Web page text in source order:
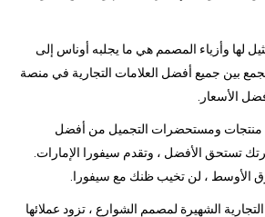
لها وأزياء المصمم هي ما يجلبه أوناس إلى
بين جميع أفضل العلامات التجارية في منصة
الأسعار.
منتجات ومستحضرات التجميل من أفضل
تستحق الأفضل ، وتقدم سيفورا الإمارات.
الأوسط ، لن تخيب ظنك مع سيفورا.
الشهيرة لمصمم الشوارع ، تزود عملائها